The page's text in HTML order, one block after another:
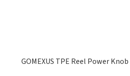
GOMEXUS TPE Reel Power